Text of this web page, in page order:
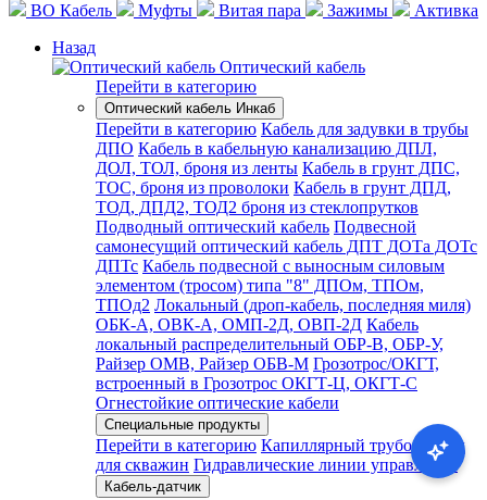
ВО Кабель
Муфты Витая пара Зажимы
Активка
Назад
Оптический кабель
Перейти в категорию
Оптический кабель Инкаб
Перейти в категорию Кабель для задувки в трубы
ДПО Кабель в кабельную канализацию ДПЛ,
ДОЛ, ТОЛ, броня из ленты Кабель в грунт ДПС,
ТОС, броня из проволоки Кабель в грунт ДПД,
ТОД, ДПД2, ТОД2 броня из стеклопрутков
Подводный оптический кабель Подвесной
самонесущий оптический кабель ДПТ ДОТа ДОТс
ДПТс Кабель подвесной с выносным силовым
элементом (тросом) типа "8" ДПОм, ТПОм,
ТПОд2 Локальный (дроп-кабель, последняя миля)
ОБК-А, ОВК-А, ОМП-2Д, ОВП-2Д Кабель
локальный распределительный ОБР-В, ОБР-У,
Райзер ОМВ, Райзер ОБВ-М Грозотрос/ОКГТ,
встроенный в Грозотрос ОКГТ-Ц, ОКГТ-С
Огнестойкие оптические кабели
Специальные продукты
Перейти в категорию Капиллярный трубопровод
для скважин Гидравлические линии управления
Кабель-датчик